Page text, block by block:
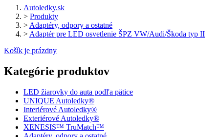
Autoledky.sk
> Produkty
> Adaptéry, odpory a ostatné
> Adaptér pre LED osvetlenie ŠPZ VW/Audi/Škoda typ II
Košík je prázdny
Kategórie produktov
LED žiarovky do auta podľa pätice
UNIQUE Autoledky®
Interiérové Autoledky®
Exteriérové Autoledky®
XENESIS™ TruMatch™